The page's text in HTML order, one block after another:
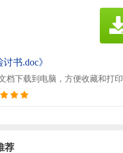
书.doc》
档下载到电脑，方便收藏和打印
荐